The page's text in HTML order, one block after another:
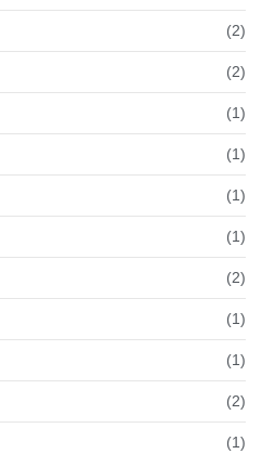
(2)
(2)
(1)
(1)
(1)
(1)
(2)
(1)
(1)
(2)
(1)